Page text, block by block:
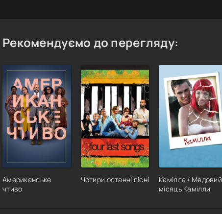
Рекомендуємо до перегляду:
Американське
чтиво
Чотири останні пісні
Камілла / Медовий
місяць Камілли